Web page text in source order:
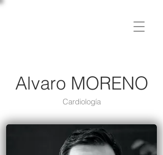
Alvaro MORENO
Cardiología